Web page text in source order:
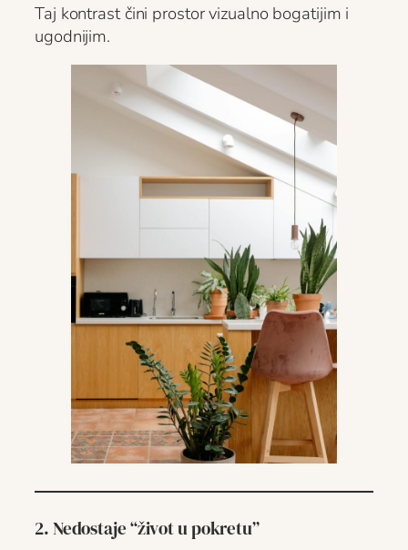
Taj kontrast čini prostor vizualno bogatijim i
ugodnijim.
2. Nedostaje “život u pokretu”